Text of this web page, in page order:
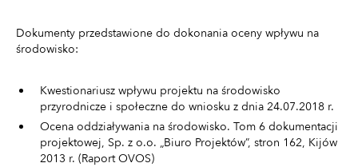
Dokumenty przedstawione do dokonania oceny wpływu na
środowisko:
Kwestionariusz wpływu projektu na środowisko
przyrodnicze i społeczne do wniosku z dnia 24.07.2018 r.
Ocena oddziaływania na środowisko. Tom 6 dokumentacji
projektowej, Sp. z o.o. „Biuro Projektów”, stron 162, Kijów
2013 r. (Raport OVOS)